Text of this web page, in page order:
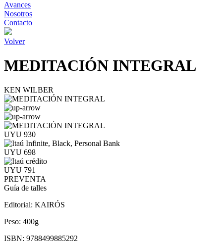
Avances
Nosotros
Contacto
Volver
MEDITACIÓN INTEGRAL
KEN WILBER
UYU 930
UYU 698
UYU 791
PREVENTA
Guía de talles
Editorial: KAIRÓS
Peso: 400g
ISBN: 9788499885292